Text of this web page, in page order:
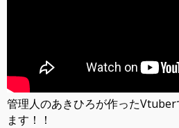
管理人のあきひろが作った
ます！！